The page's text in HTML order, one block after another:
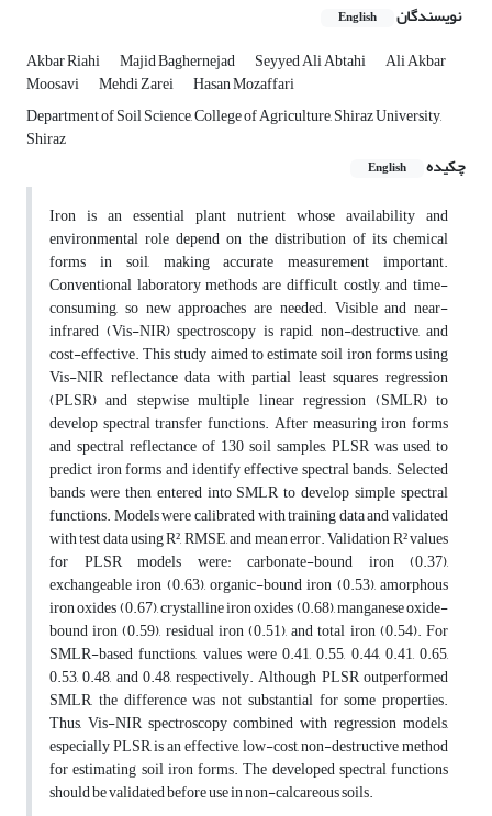
نویسندگان English
Akbar Riahi Majid Baghernejad Seyyed Ali Abtahi Ali Akbar
Moosavi Mehdi Zarei
Hasan Mozaffari
Department of Soil Science, College of Agriculture, Shiraz University,
Shiraz
چکیده
English
Iron is an essential plant nutrient whose availability and
environmental role depend on the distribution of its chemical
forms in soil, making accurate measurement important.
Conventional laboratory methods are difficult, costly, and time-
consuming, so new approaches are needed. Visible and near-
infrared (Vis-NIR) spectroscopy is rapid, non-destructive, and
cost-effective. This study aimed to estimate soil iron forms using
Vis-NIR reflectance data with partial least squares regression
(PLSR) and stepwise multiple linear regression (SMLR) to
develop spectral transfer functions. After measuring iron forms
and spectral reflectance of 130 soil samples, PLSR was used to
predict iron forms and identify effective spectral bands. Selected
bands were then entered into SMLR to develop simple spectral
functions. Models were calibrated with training data and validated
with test data using R², RMSE, and mean error. Validation R² values
for PLSR models were: carbonate-bound iron (0.37),
exchangeable iron (0.63), organic-bound iron (0.53), amorphous
iron oxides (0.67), crystalline iron oxides (0.68), manganese oxide-
bound iron (0.59), residual iron (0.51), and total iron (0.54). For
SMLR-based functions, values were 0.41, 0.55, 0.44, 0.41, 0.65,
0.53, 0.48, and 0.48, respectively. Although PLSR outperformed
SMLR, the difference was not substantial for some properties.
Thus, Vis-NIR spectroscopy combined with regression models,
especially PLSR, is an effective, low-cost, non-destructive method
for estimating soil iron forms. The developed spectral functions
should be validated before use in non-calcareous soils.